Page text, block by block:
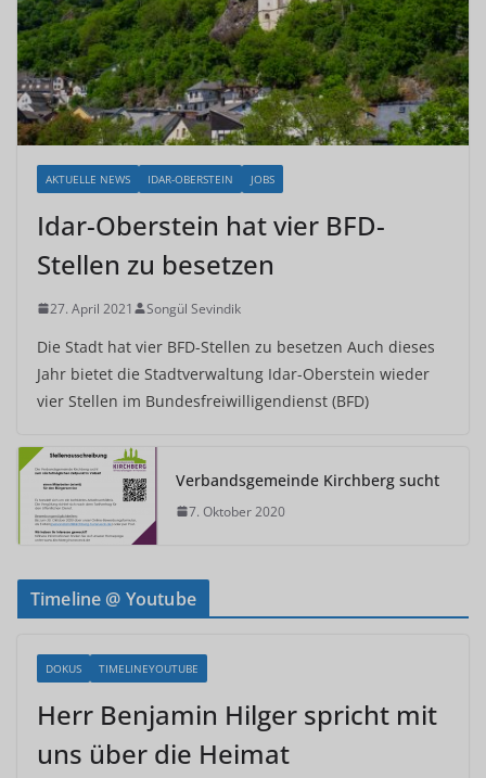
AKTUELLE NEWS IDAR-OBERSTEIN JOBS
Idar-Oberstein hat vier BFD-
Stellen zu besetzen
27. April 2021 Songül Sevindik
Die Stadt hat vier BFD-Stellen zu besetzen Auch dieses
Jahr bietet die Stadtverwaltung Idar-Oberstein wieder
vier Stellen im Bundesfreiwilligendienst (BFD)
Verbandsgemeinde Kirchberg sucht
7. Oktober 2020
Timeline @ Youtube
DOKUS TIMELINEYOUTUBE
Herr Benjamin Hilger spricht mit
uns über die Heimat